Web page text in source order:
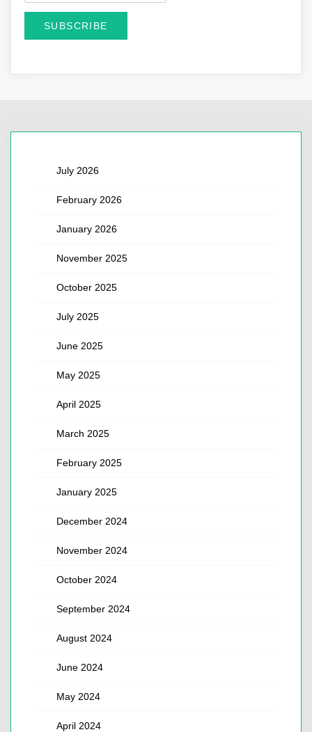
July 2026
February 2026
January 2026
November 2025
October 2025
July 2025
June 2025
May 2025
April 2025
March 2025
February 2025
January 2025
December 2024
November 2024
October 2024
September 2024
August 2024
June 2024
May 2024
April 2024